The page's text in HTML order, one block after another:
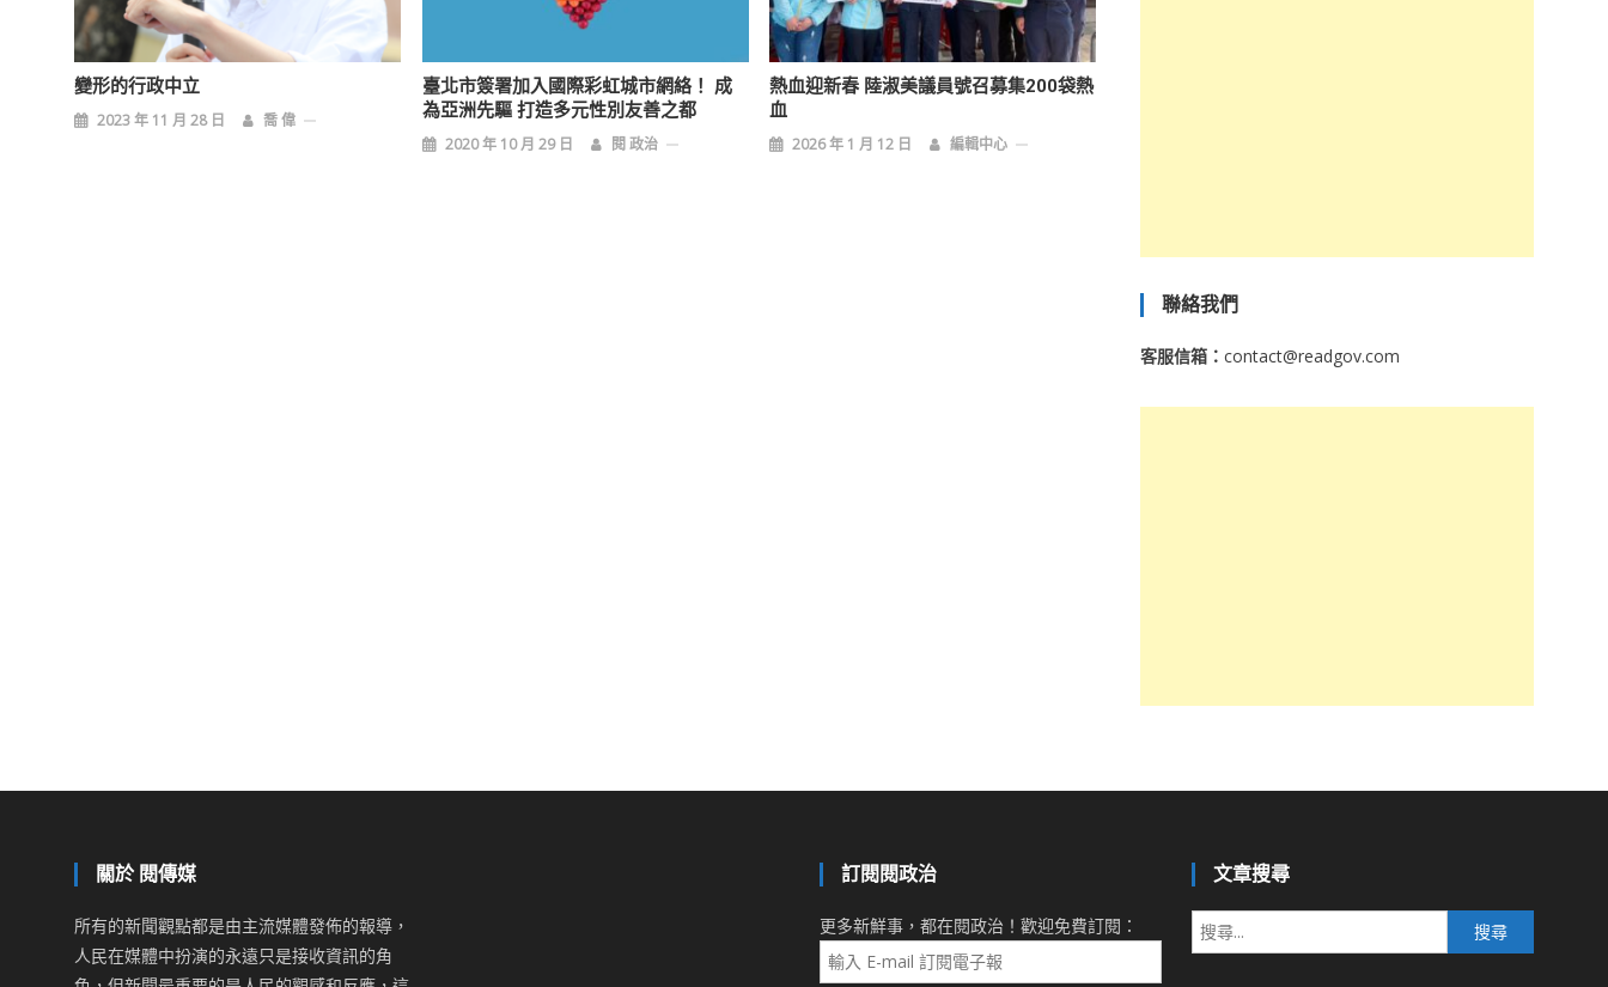
變形的行政中立
2023 年 11 月 28 日 喬 偉
臺北市簽署加入國際彩虹城市網絡！ 成
為亞洲先驅 打造多元性別友善之都
2020 年 10 月 29 日 閱 政治
熱血迎新春 陸淑美議員號召募集200袋熱
血
2026 年 1 月 12 日 編輯中心
聯絡我們
客服信箱： contact@readgov.com
關於 閱傳媒
所有的新聞觀點都是由主流媒體發佈的報導，
人民在媒體中扮演的永遠只是接收資訊的角
訂閱閱政治
更多新鮮事，都在閱政治！歡迎免費訂閱：
文章搜尋
尋